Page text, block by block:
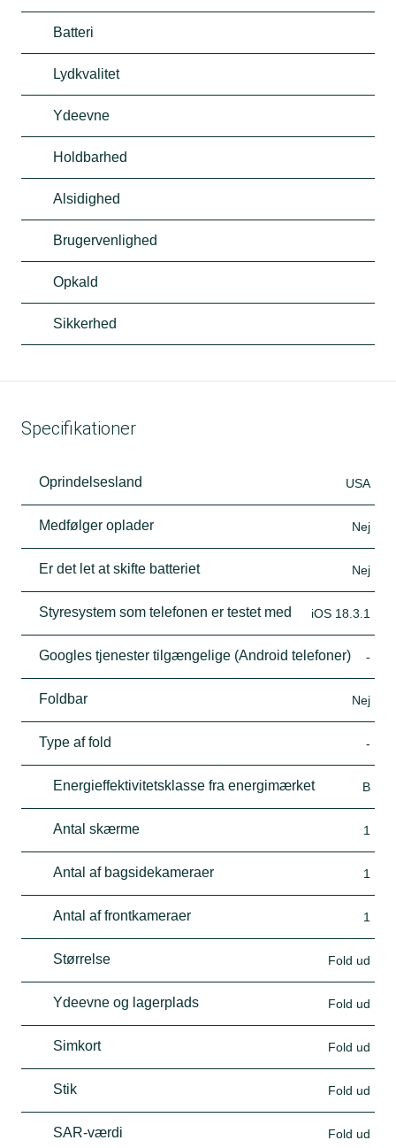
Batteri
Lydkvalitet
Ydeevne
Holdbarhed
Alsidighed
Brugervenlighed
Opkald
Sikkerhed
Specifikationer
Oprindelsesland USA
Medfølger oplader Nej
Er det let at skifte batteriet Nej
Styresystem som telefonen er testet med iOS 18.3.1
Googles tjenester tilgængelige (Android telefoner) -
Foldbar Nej
Type af fold -
Energieffektivitetsklasse fra energimærket B
Antal skærme 1
Antal af bagsidekameraer 1
Antal af frontkameraer 1
Størrelse Fold ud
Ydeevne og lagerplads Fold ud
Simkort Fold ud
Stik Fold ud
SAR-værdi Fold ud